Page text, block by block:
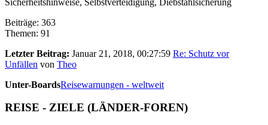
Beiträge: 363
Themen: 91
Letzter Beitrag: Januar 21, 2018, 00:27:59 Re: Schutz vor
Unfällen von Theo
Unter-BoardsReisewarnungen - weltweit
REISE - ZIELE (LÄNDER-FOREN)